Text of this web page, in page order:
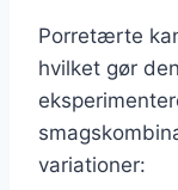
Porretærte
hvilket gør
variationer: